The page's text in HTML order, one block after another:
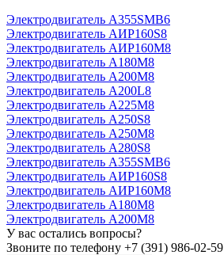
Электродвигатель А355SМВ6
Электродвигатель АИР160S8
Электродвигатель АИР160М8
Электродвигатель А180М8
Электродвигатель А200М8
Электродвигатель А200L8
Электродвигатель А225М8
Электродвигатель А250S8
Электродвигатель А250М8
Электродвигатель А280S8
Электродвигатель А355SМВ6
Электродвигатель АИР160S8
Электродвигатель АИР160М8
Электродвигатель А180М8
Электродвигатель А200М8
У вас остались вопросы?
Звоните по телефону +7 (391) 986-02-59